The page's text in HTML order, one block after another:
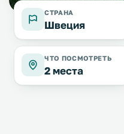
СТРАНА
Швеция
ЧТО ПОСМОТРЕТЬ
2 места